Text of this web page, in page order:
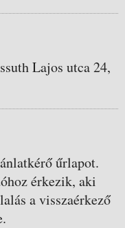
Lajos utca 24,
űrlapot.
érkezik, aki
a visszaérkező